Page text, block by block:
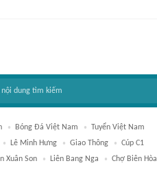
Bóng Đá Việt Nam
Tuyển Việt Nam
Lê Minh Hưng Giao Thông
Cúp C1
Xuân Son Liên Bang Nga
Chợ Biên Hòa